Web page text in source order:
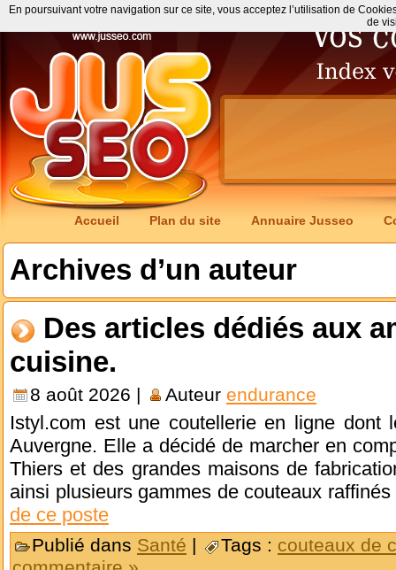
Accueil Plan du site Annuaire Jusseo
Archives d’un auteur
Des articles dédiés aux
cuisine.
8 août 2026 | Auteur endurance
Istyl.com est une coutellerie en ligne dont
Auvergne. Elle a décidé de marcher en
Thiers et des grandes maisons de
ainsi plusieurs gammes de couteaux
de ce poste
Publié dans Santé | Tags : couteaux de
En poursuivant votre navigation sur ce site, vous acceptez l’utilisation de
de